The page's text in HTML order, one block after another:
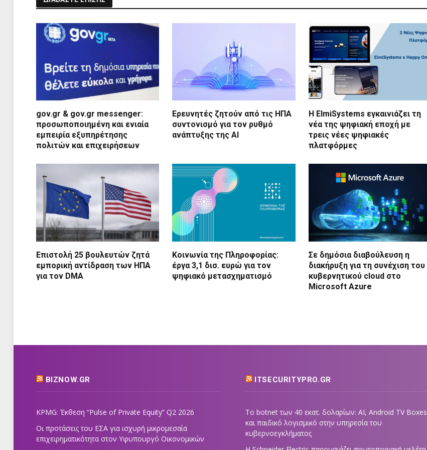
gov.gr & gov.gr messenger:
προσωποποιημένη και ενιαία
εμπειρία εξυπηρέτησης
πολιτών και επιχειρήσεων
Ερευνητές ζητούν από τις ΗΠΑ
συντονισμό για τον ρυθμό
ανάπτυξης της AI
Η ElmiSystems εγκαινιάζει τη
νέα της ψηφιακή εποχή με
τρεις νέες ψηφιακές
πλατφόρμες
Επιστολή 25 βουλευτών ζητά
εμπορική αντίδραση των ΗΠΑ
για τον DMA
Κοινωνία της Πληροφορίας:
έργα 3,1 δισ. ευρώ για τον
ψηφιακό μετασχηματισμό
Σε δημόσια διαβούλευση η
διακήρυξη για τη συνέχιση του
κυβερνητικού cloud στο
Microsoft Azure
BIZNOW.GR
KPMG: Έκθεση “Pulse of Private Equity” Q2 2026
Οι προτάσεις του ΕΣΑ για ισχυρή μικρομεσαία
επιχειρηματικότητα στον Υφυπουργό Οικονομικών
ITSECURITYPRO.GR
Το botnet των 40 εκατ. δολαρίων: AI, Android TV Boxes
και παιδικό λογισμικό στην υπηρεσία του
κυβερνοεγκλήματος